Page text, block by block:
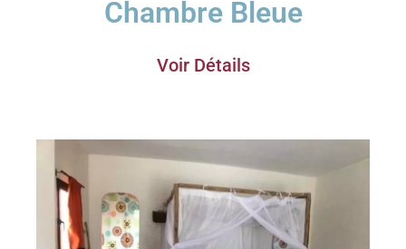
Chambre Bleue
Voir Détails